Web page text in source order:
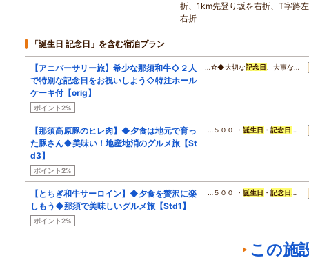
折、1km先登り坂を右折、T字路
右折
「誕生日 記念日」を含む宿泊プラン
【アニバーサリー旅】希少な那須和牛◇２人
で特別な記念日をお祝いしよう◇特注ホール
ケーキ付【orig】
ポイント2%
…☆◆大切な記念日 、大事な…
【那須高原豚のヒレ肉】◆夕食は地元で育っ
た豚さん◆美味い！地産地消のグルメ旅【St
d3】
ポイント2%
…５００ ・誕生日 ・記念日 …
【とちぎ和牛サーロイン】◆夕食を贅沢に楽
しもう◆那須で美味しいグルメ旅【Std1】
ポイント2%
…５００ ・誕生日 ・記念日 …
この施